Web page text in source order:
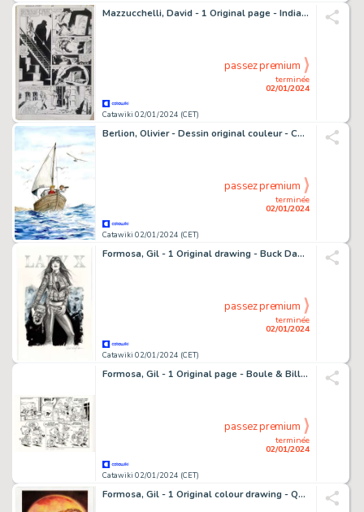
Mazzucchelli, David - 1 Original page - Indiana Jones - n. 14
Catawiki 02/01/2024 (CET)
terminée
02/01/2024
passez premium
Berlion, Olivier - Dessin original couleur - Couverture - Cadet des Soupetard - Intégrale T2 - (2021)
Catawiki 02/01/2024 (CET)
terminée
02/01/2024
passez premium
Formosa, Gil - 1 Original drawing - Buck Danny - Lady X Dragon - 2023
Catawiki 02/01/2024 (CET)
terminée
02/01/2024
passez premium
Formosa, Gil - 1 Original page - Boule & Bill - 2010
Catawiki 02/01/2024 (CET)
terminée
02/01/2024
passez premium
Formosa, Gil - 1 Original colour drawing - Quantum Rose - Soleil ascendant - 2005